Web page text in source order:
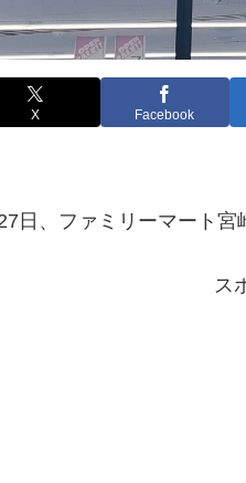
X Facebook
日、ファミリーマート宮
ス